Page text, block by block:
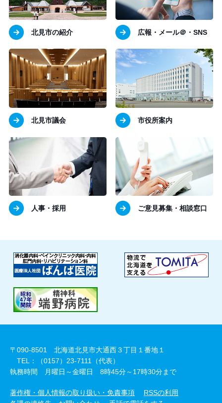
北見市の紹介 広報・メール＠・SNS
北見市議会 市役所案内
人事・採用 ご意見募集・相談窓口
〒090-8501 北海道北見市大通西３丁目１番地１
TEL：（0157）23-7111（代表）
執務時間 月曜日～金曜日 8時45分～17時30分まで
著作権・個人情報の取り扱い・免責事項
RSSの利用